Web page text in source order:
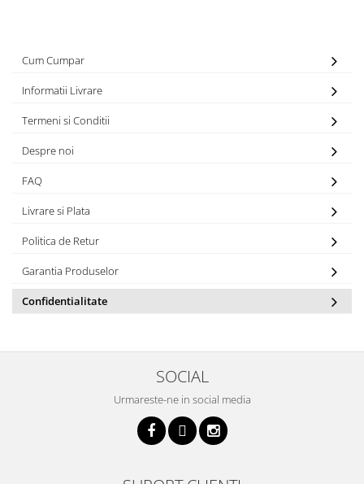
Cum Cumpar
Informatii Livrare
Termeni si Conditii
Despre noi
FAQ
Livrare si Plata
Politica de Retur
Garantia Produselor
Confidentialitate
SOCIAL
Urmareste-ne in social media